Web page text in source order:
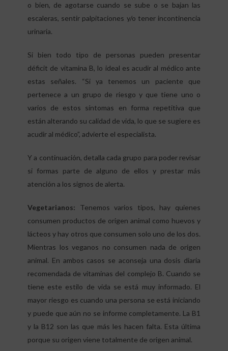
o bien, de agotarse cuando se sube o se bajan las
escaleras, sentir palpitaciones y/o tener incontinencia
urinaria.
Si bien todo tipo de personas pueden presentar
déficit de vitamina B, lo ideal es acudir al médico ante
estas señales. “Si ya tenemos un paciente que
pertenece a un grupo de riesgo y que tiene uno o
varios de estos síntomas en forma repetitiva que
están alterando su calidad de vida, lo que se sugiere es
acudir al médico”, advierte el especialista.
Y a continuación, detalla cada grupo para poder revisar
si formas parte de alguno de ellos y prestar más
atención a los signos de alerta.
Vegetarianos: Tenemos varios tipos, hay quienes
consumen productos de origen animal como huevos y
lácteos y hay otros que consumen solo uno de los dos.
Mientras los veganos no consumen nada de origen
animal. En ambos casos se aconseja una dosis diaria
recomendada de vitaminas del complejo B. Cuando se
tiene este estilo de vida se está muy informado. El
mayor riesgo es cuando una persona se está iniciando
y puede que aún no se informe completamente. La B1
y la B12 son las que más les hacen falta. Esta última
porque su origen viene totalmente de origen animal.